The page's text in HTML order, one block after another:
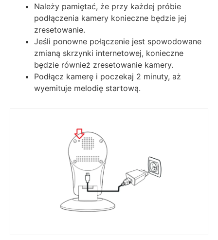
Należy pamiętać, że przy każdej próbie
podłączenia kamery konieczne będzie jej
zresetowanie.
Jeśli ponowne połączenie jest spowodowane
zmianą skrzynki internetowej, konieczne
będzie również zresetowanie kamery.
Podłącz kamerę i poczekaj 2 minuty, aż
wyemituje melodię startową.